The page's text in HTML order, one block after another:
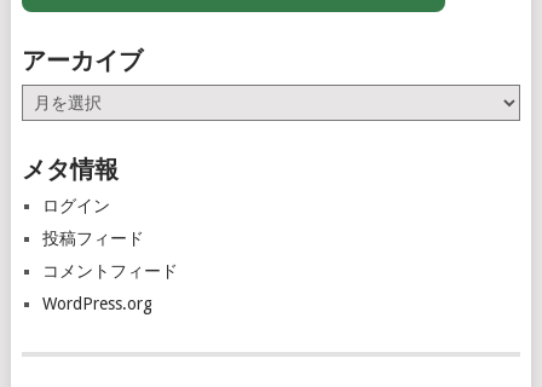
アーカイブ
ー
イ
メタ情報
ログイン
投稿フィード
コメントフィード
WordPress.org